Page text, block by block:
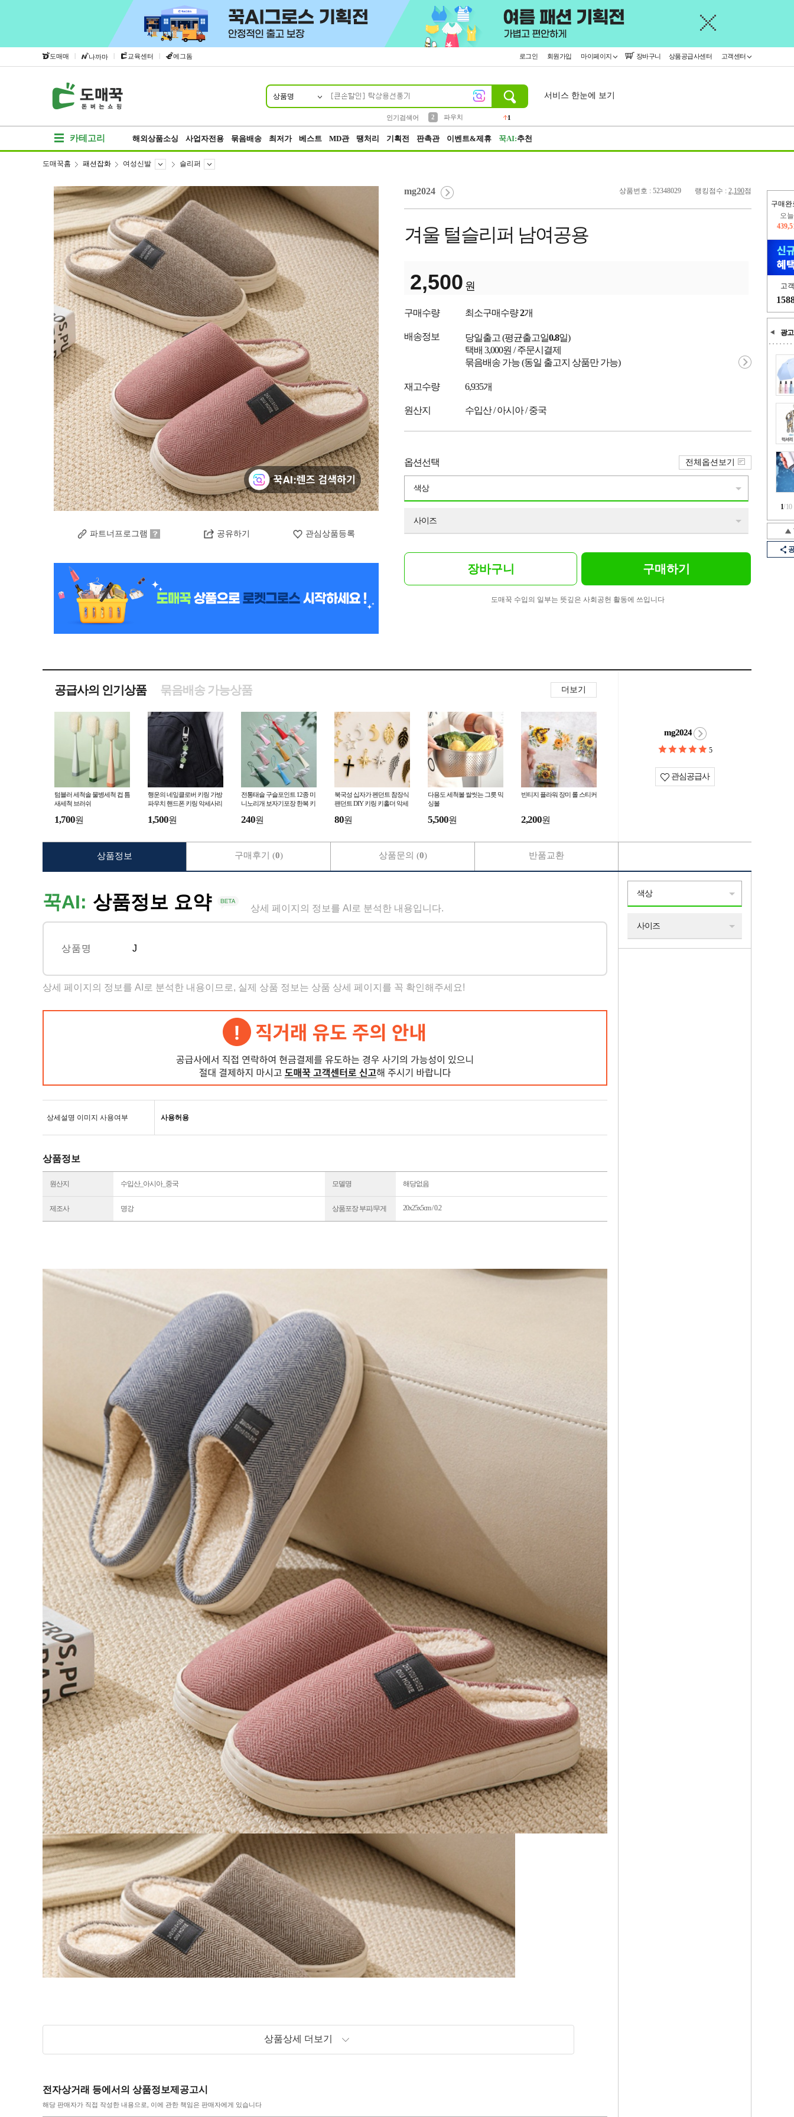
도매매 | 나까마 | 교육센터 | 에그돔 로그인 회원가입 마이페이지 장바구니 상품공급사센터 고객센터
상품명
인기검색어
2
파우치
1
서비스 한눈에 보기
카테고리 해외상품소싱 사업자전용 묶음배송 최저가 베스트 MD관 땡처리 기획전 판촉관 이벤트&제휴 꾹AI:추천
구매완
오
고
광고
1/10
도매꾹홈 패션잡화 여성신발 슬리퍼
파트너프로그램 공유하기 관심상품등록
상품번호 : 52348029 랭킹점수 : 2,190점
mg2024
겨울 털슬리퍼 남여공용
2,500 원
구매수량 최소구매수량2개
배송정보 당일출고 (평균출고일0.8일)
택배 3,000원 / 주문시결제
묶음배송 가능 (동일 출고지 상품만 가능)
재고수량 6,935개
원산지 수입산 / 아시아 / 중국
옵션선택
색상
사이즈
전체옵션보기
장바구니 구매하기
도매꾹 수입의 일부는 뜻깊은 사회공헌 활동에 쓰입니다
공급사의 인기상품 더보기
묶음배송 가능상품
텀블러 세척솔 물병세척 컵 틈
새세척 브러쉬
1,700원
행운의 네잎클로버 키링 가방
파우치 핸드폰 키링 악세사리
1,500원
전통태슬 구슬포인트 12종 미
니노리개 보자기포장 한복 키
240원
북국성 십자가 펜던트 참장식
팬던트 DIY 키링 키홀더 악세
80원
다용도 세척볼 쌀씻는 그릇 믹
싱볼
5,500원
빈티지 플라워 장미 롤 스티커
2,200원
mg2024
5
관심공급사
꾹AI: 상품정보 요약 상세 페이지의 정보를 AI로 분석한 내용입니다.
상품명 J
상세 페이지의 정보를 AI로 분석한 내용이므로, 실제 상품 정보는 상품 상세 페이지를 꼭 확인해주세요!
상세설명 이미지 사용여부 사용허용
상품정보
원산지 수입산_아시아_중국 모델명 해당없음
제조사 명강 상품포장 부피/무게 20x25x5cm / 0.2
상품상세 더보기
전자상거래 등에서의 상품정보제공고시
해당 판매자가 직접 작성한 내용으로, 이에 관한 책임은 판매자에게 있습니다
상품정보 구매후기 (0) 상품문의 (0) 반품교환
색상
사이즈